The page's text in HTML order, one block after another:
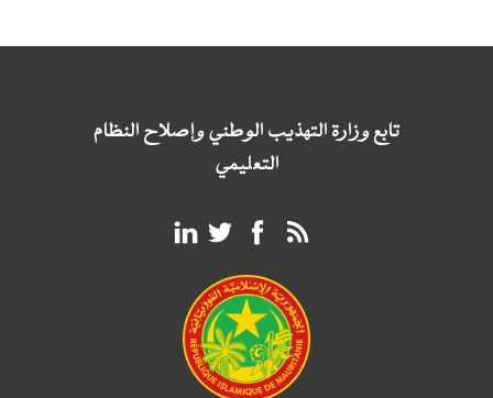
تابع وزارة التهذيب الوطني وإصلاح النظام
التعليمي